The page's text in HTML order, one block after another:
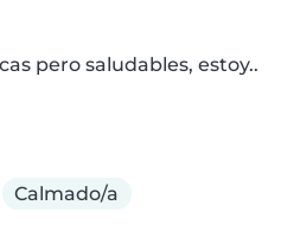
pero saludables, estoy..
Calmado/a